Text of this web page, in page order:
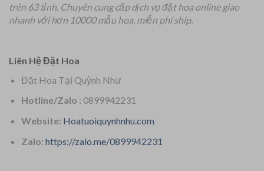
trên 63 tỉnh. Chuyên cung cấp dịch vụ đặt hoa online giao
nhanh với hơn 10000 mẫu hoa, miễn phí ship.
Liên Hệ Đặt Hoa
Đặt Hoa Tại Quỳnh Như
Hotline/Zalo : 0899942231
Website: Hoatuoiquynhnhu.com
Zalo: https://zalo.me/0899942231